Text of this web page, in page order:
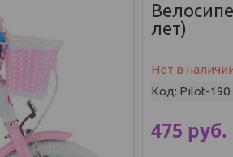
лет)
Нет в
Код: Pilot-190
475 руб.